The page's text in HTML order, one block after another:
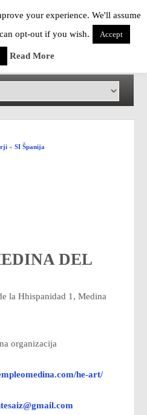
» SI Španija
DEL
la Hhispanidad 1, Medina
organizacija
he-art/
your experience. We'll assume
opt-out if you wish.
Accept
Read More